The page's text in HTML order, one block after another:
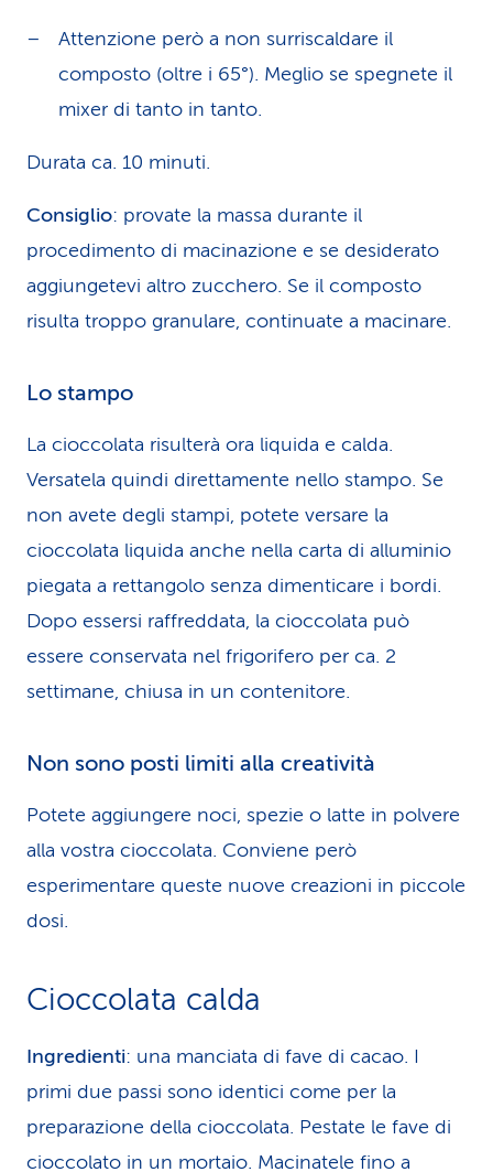
Attenzione però a non surriscaldare il
composto (oltre i 65°). Meglio se spegnete il
mixer di tanto in tanto.
Durata ca. 10 minuti.
Consiglio: provate la massa durante il
procedimento di macinazione e se desiderato
aggiungetevi altro zucchero. Se il composto
risulta troppo granulare, continuate a macinare.
Lo stampo
La cioccolata risulterà ora liquida e calda.
Versatela quindi direttamente nello stampo. Se
non avete degli stampi, potete versare la
cioccolata liquida anche nella carta di alluminio
piegata a rettangolo senza dimenticare i bordi.
Dopo essersi raffreddata, la cioccolata può
essere conservata nel frigorifero per ca. 2
settimane, chiusa in un contenitore.
Non sono posti limiti alla creatività
Potete aggiungere noci, spezie o latte in polvere
alla vostra cioccolata. Conviene però
esperimentare queste nuove creazioni in piccole
dosi.
Cioccolata calda
Ingredienti: una manciata di fave di cacao. I
primi due passi sono identici come per la
preparazione della cioccolata. Pestate le fave di
cioccolato in un mortaio. Macinatele fino a